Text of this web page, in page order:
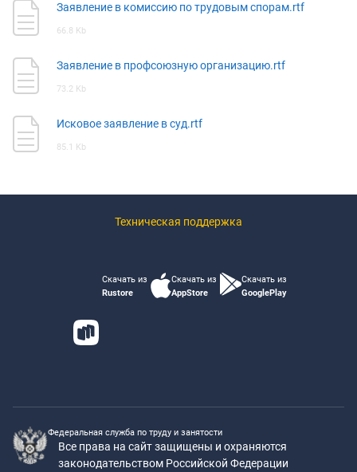
Заявление в комиссию по трудовым спорам.rtf
66.8 Kb
Заявление в профсоюзную организацию.rtf
73.2 Kb
Исковое заявление в суд.rtf
85.1 Kb
Техническая поддержка
Скачать из
Rustore
Скачать из
AppStore
Скачать из
GooglePlay
Федеральная служба по труду и занятости
Все права на сайт защищены и охраняются
законодательством Российской Федерации